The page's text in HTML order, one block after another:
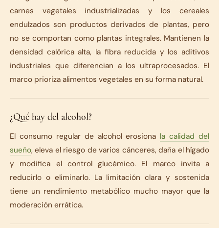
carnes vegetales industrializadas y los cereales
endulzados son productos derivados de plantas, pero
no se comportan como plantas integrales. Mantienen la
densidad calórica alta, la fibra reducida y los aditivos
industriales que diferencian a los ultraprocesados. El
marco prioriza alimentos vegetales en su forma natural.
¿Qué hay del alcohol?
El consumo regular de alcohol erosiona la calidad del
sueño, eleva el riesgo de varios cánceres, daña el hígado
y modifica el control glucémico. El marco invita a
reducirlo o eliminarlo. La limitación clara y sostenida
tiene un rendimiento metabólico mucho mayor que la
moderación errática.